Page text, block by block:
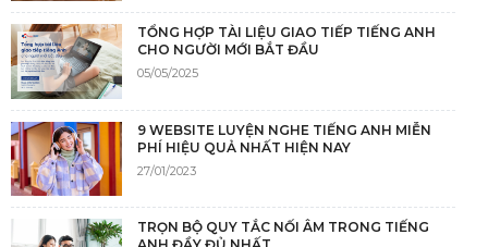
TỔNG HỢP TÀI LIỆU GIAO TIẾP TIẾNG ANH
CHO NGƯỜI MỚI BẮT ĐẦU
05/05/2025
9 WEBSITE LUYỆN NGHE TIẾNG ANH MIỄN
PHÍ HIỆU QUẢ NHẤT HIỆN NAY
27/01/2023
TRỌN BỘ QUY TẮC NỐI ÂM TRONG TIẾNG